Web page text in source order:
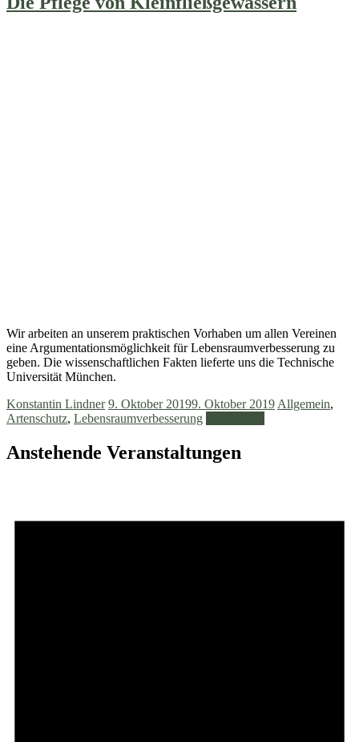
Wir arbeiten an unserem praktischen Vorhaben um allen Vereinen
eine Argumentationsmöglichkeit für Lebensraumverbesserung zu
geben. Die wissenschaftlichen Fakten lieferte uns die Technische
Universität München.
Konstantin Lindner 9. Oktober 20199. Oktober 2019 Allgemein,
Artenschutz, Lebensraumverbesserung
Anstehende Veranstaltungen